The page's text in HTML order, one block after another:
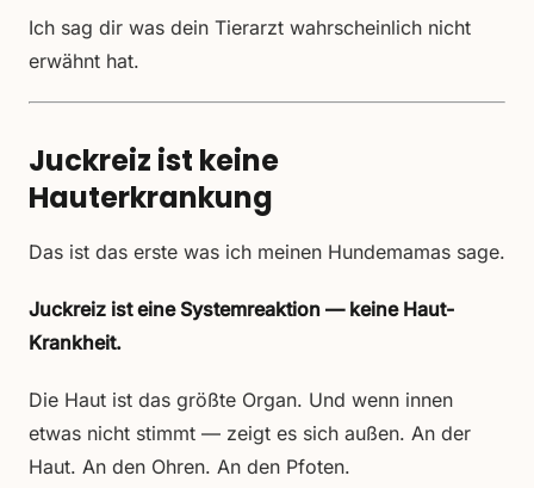
Ich sag dir was dein Tierarzt wahrscheinlich nicht
erwähnt hat.
Juckreiz ist keine
Hauterkrankung
Das ist das erste was ich meinen Hundemamas sage.
Juckreiz ist eine Systemreaktion — keine Haut-
Krankheit.
Die Haut ist das größte Organ. Und wenn innen
etwas nicht stimmt — zeigt es sich außen. An der
Haut. An den Ohren. An den Pfoten.